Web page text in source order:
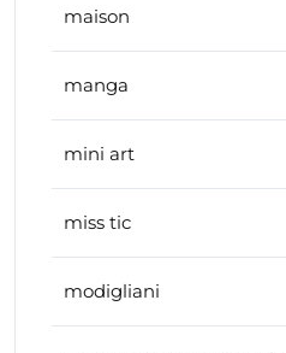
maison
manga
mini art
miss tic
modigliani